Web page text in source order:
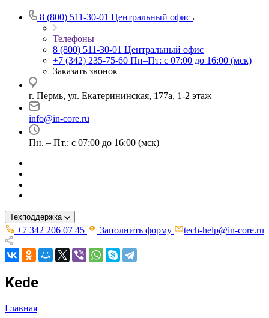
8 (800) 511-30-01 Центральный офис
Телефоны
8 (800) 511-30-01 Центральный офис
+7 (342) 235-75-60 Пн–Пт: с 07:00 до 16:00 (мск)
Заказать звонок
г. Пермь, ул. ​Екатерининская, 177а, ​1-2 этаж
info@in-core.ru
Пн. – Пт.: с 07:00 до 16:00 (мск)
Техподдержка
+7 342 206 07 45 Заполнить форму tech-help@in-core.ru
Kede
Главная